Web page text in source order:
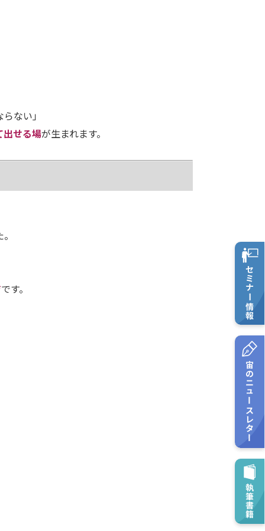
ない」
出せる場が生まれます。
です。